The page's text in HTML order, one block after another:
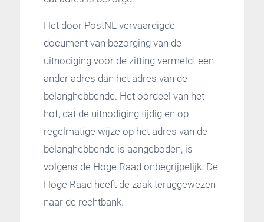
Het door PostNL vervaardigde
document van bezorging van de
uitnodiging voor de zitting vermeldt een
ander adres dan het adres van de
belanghebbende. Het oordeel van het
hof, dat de uitnodiging tijdig en op
regelmatige wijze op het adres van de
belanghebbende is aangeboden, is
volgens de Hoge Raad onbegrijpelijk. De
Hoge Raad heeft de zaak teruggewezen
naar de rechtbank.